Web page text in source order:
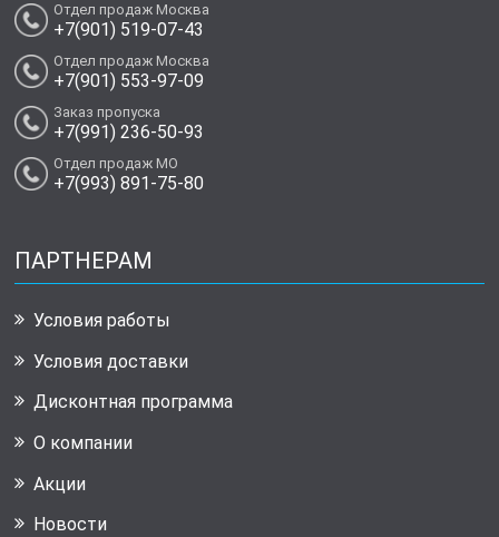
Отдел продаж Москва
+7(901) 519-07-43
Отдел продаж Москва
+7(901) 553-97-09
Заказ пропуска
+7(991) 236-50-93
Отдел продаж МО
+7(993) 891-75-80
ПАРТНЕРАМ
Условия работы
Условия доставки
Дисконтная программа
О компании
Акции
Новости